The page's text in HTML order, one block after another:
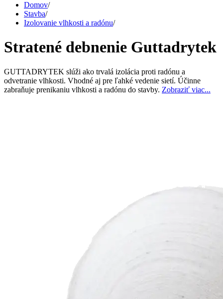
Domov/
Stavba/
Izolovanie vlhkosti a radónu/
Stratené debnenie Guttadrytek
GUTTADRYTEK slúži ako trvalá izolácia proti radónu a
odvetranie vlhkosti. Vhodné aj pre ľahké vedenie sietí. Účinne
zabraňuje prenikaniu vlhkosti a radónu do stavby. Zobraziť viac...